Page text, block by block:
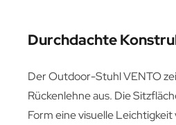
Durchdachte
Der Outdoor-Stuhl VENTO
Rückenlehne aus. Die
Form eine visuelle